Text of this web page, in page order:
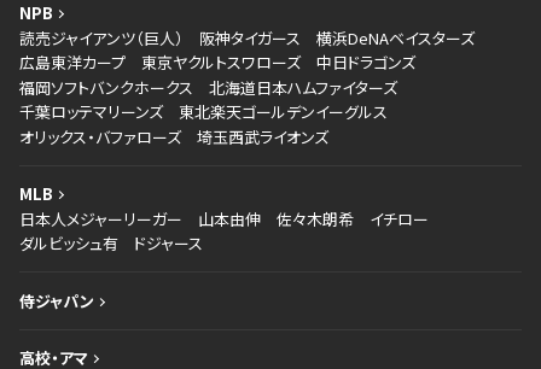
NPB
読売ジャイアンツ（巨人）
阪神タイガース
横浜DeNAベイスターズ
広島東洋カープ
東京ヤクルトスワローズ
中日ドラゴンズ
福岡ソフトバンクホークス
北海道日本ハムファイターズ
千葉ロッテマリーンズ
東北楽天ゴールデンイーグルス
オリックス・バファローズ
埼玉西武ライオンズ
MLB
日本人メジャーリーガー
山本由伸 佐々木朗希
イチロー
ダルビッシュ有
ドジャース
侍ジャパン
高校・アマ